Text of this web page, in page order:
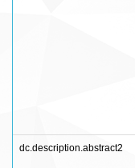
dc.description.abstract2